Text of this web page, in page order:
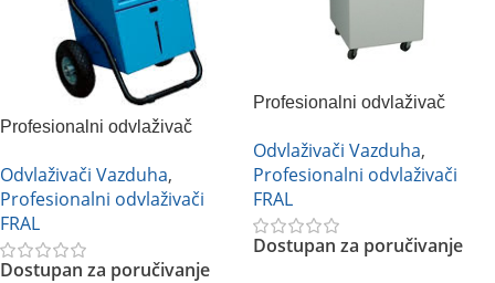
Profesionalni odvlaživač
Odvlaživači Vazduha,
Profesionalni odvlaživači
FRAL
Dostupan za poručivanje
Profesionalni odvlaživač
Odvlaživači Vazduha,
Profesionalni odvlaživači
FRAL
Dostupan za poručivanje